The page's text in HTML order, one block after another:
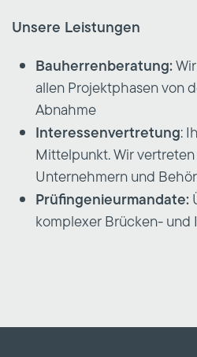
Unsere Leistungen
Bauherrenberatung:
allen Projektphasen von
Abnahme
Interessenvertretung:
Mittelpunkt. Wir
Unternehmern und
Prüfingenieurmandate:
komplexer Brücken-